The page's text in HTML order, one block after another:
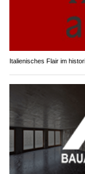
Italienisches Flair im